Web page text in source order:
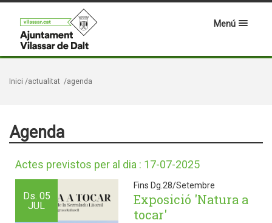
Menú
Inici /actualitat /agenda
Agenda
Actes previstos per al dia : 17-07-2025
Ds. 05
JUL
Fins Dg.28/Setembre
Exposició 'Natura a
tocar'